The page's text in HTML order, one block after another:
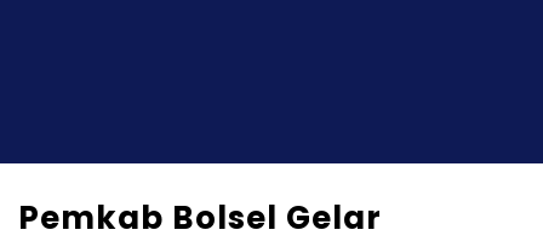
Pemkab Bolsel Gelar